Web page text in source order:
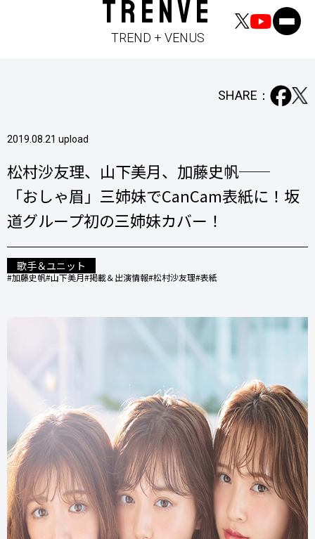
TRENVE
TREND + VENUS
2019.08.21 upload
SHARE：
松村沙友理、山下美月、加藤史帆──
「おしゃ眉」三姉妹でCanCam表紙に！坂
道グループ初の三姉妹カバー！
歌手＆ユニット
#加藤史帆#山下美月#掲載＆出演情報#松村沙友理#表紙